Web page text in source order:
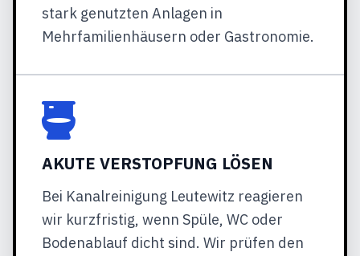
stark genutzten Anlagen in
Mehrfamilienhäusern oder Gastronomie.
AKUTE VERSTOPFUNG LÖSEN
Bei Kanalreinigung Leutewitz reagieren
wir kurzfristig, wenn Spüle, WC oder
Bodenablauf dicht sind. Wir prüfen den